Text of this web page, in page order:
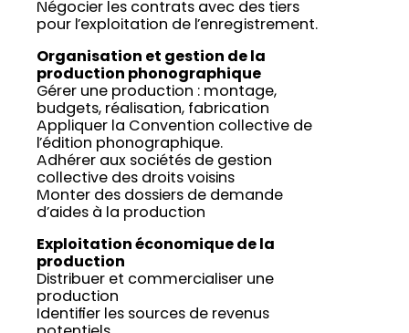
Négocier les contrats avec des tiers
pour l’exploitation de l’enregistrement.
Organisation et gestion de la
production phonographique
Gérer une production : montage,
budgets, réalisation, fabrication
Appliquer la Convention collective de
l’édition phonographique.
Adhérer aux sociétés de gestion
collective des droits voisins
Monter des dossiers de demande
d’aides à la production
Exploitation économique de la
production
Distribuer et commercialiser une
production
Identifier les sources de revenus